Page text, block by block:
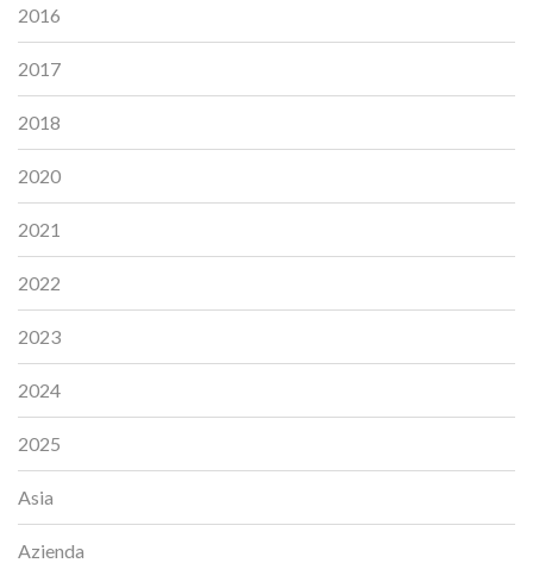
2016
2017
2018
2020
2021
2022
2023
2024
2025
Asia
Azienda